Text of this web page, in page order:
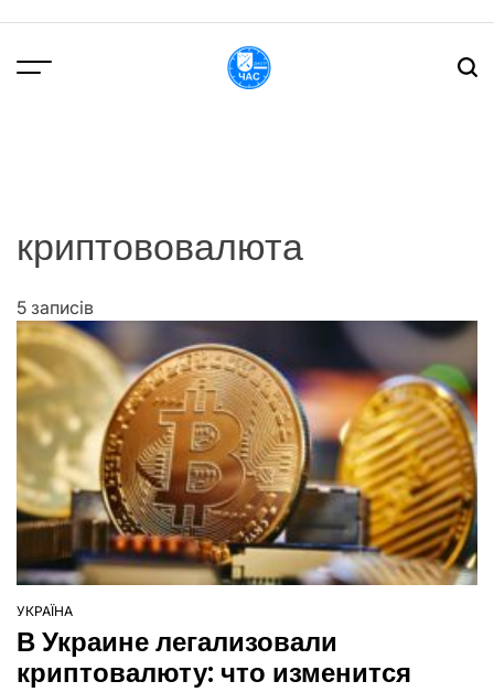
вмісту
криптововалюта
5 записів
ОПУБЛІКУВАТИ
У
УКРАЇНА
В Украине легализовали
криптовалюту: что изменится